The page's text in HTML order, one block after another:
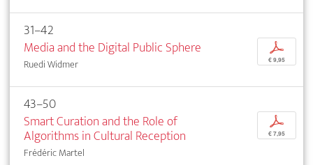
31–42
Media and the Digital Public Sphere
Ruedi Widmer
p
€ 9,95
43–50
Smart Curation and the Role of
Algorithms in Cultural Reception
Frédéric Martel
p
€ 7,95